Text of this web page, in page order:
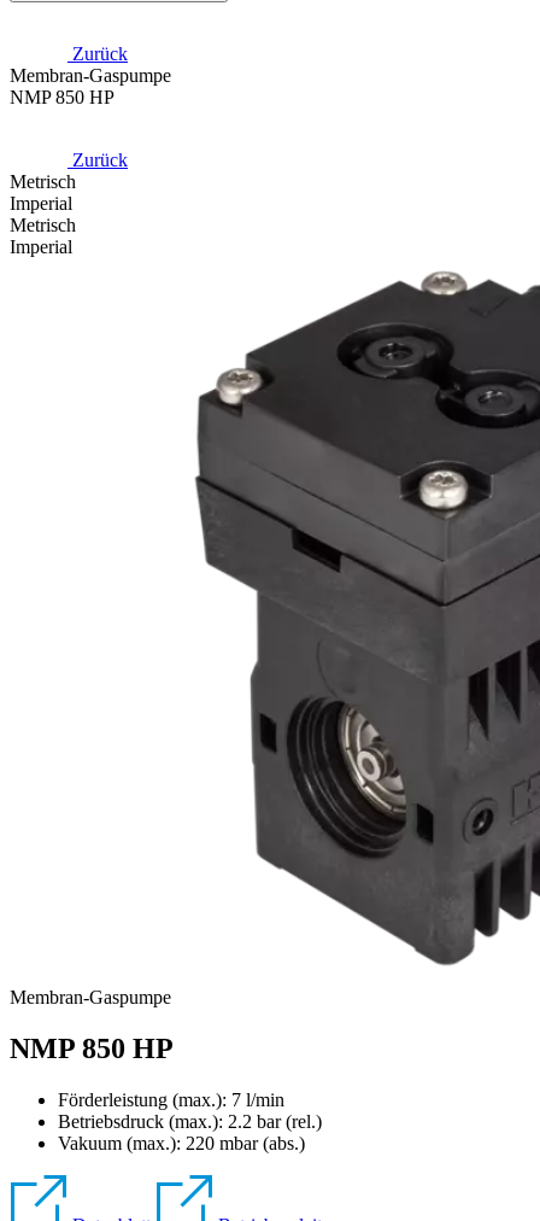
Zurück
Membran-Gaspumpe
NMP 850 HP
Zurück
Metrisch
Imperial
Metrisch
Imperial
Membran-Gaspumpe
NMP 850 HP
Förderleistung (max.): 7 l/min
Betriebsdruck (max.): 2.2 bar (rel.)
Vakuum (max.): 220 mbar (abs.)